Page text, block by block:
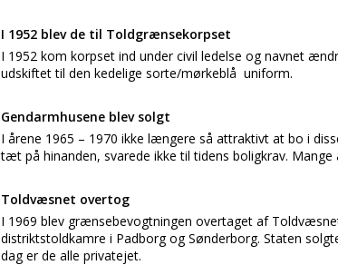
I 1952 blev de til Toldgrænsekorpset
I 1952 kom korpset ind under civil ledelse og navnet
udskiftet til den kedelige sorte/mørkeblå uniform.
Gendarmhusene blev solgt
I årene 1965 – 1970 ikke længere så attraktivt at bo i
tæt på hinanden, svarede ikke til tidens boligkrav.
Toldvæsnet overtog
I 1969 blev grænsebevogtningen overtaget af
distriktstoldkamre i Padborg og Sønderborg. Staten
dag er de alle privatejet.